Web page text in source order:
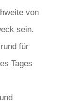
von
sein.
für
Tages